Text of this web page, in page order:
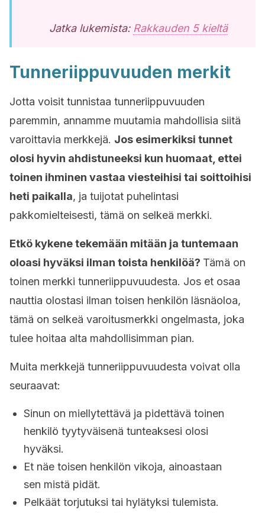
Jatka lukemista: Rakkauden 5 kieltä
Tunneriippuvuuden merkit
Jotta voisit tunnistaa tunneriippuvuuden
paremmin, annamme muutamia mahdollisia siitä
varoittavia merkkejä. Jos esimerkiksi tunnet
olosi hyvin ahdistuneeksi kun huomaat, ettei
toinen ihminen vastaa viesteihisi tai soittoihisi
heti paikalla, ja tuijotat puhelintasi
pakkomielteisesti, tämä on selkeä merkki.
Etkö kykene tekemään mitään ja tuntemaan
oloasi hyväksi ilman toista henkilöä? Tämä on
toinen merkki tunneriippuvuudesta. Jos et osaa
nauttia olostasi ilman toisen henkilön läsnäoloa,
tämä on selkeä varoitusmerkki ongelmasta, joka
tulee hoitaa alta mahdollisimman pian.
Muita merkkejä tunneriippuvuudesta voivat olla
seuraavat:
Sinun on miellytettävä ja pidettävä toinen
henkilö tyytyväisenä tunteaksesi olosi
hyväksi.
Et näe toisen henkilön vikoja, ainoastaan
sen mistä pidät.
Pelkäät torjutuksi tai hylätyksi tulemista.